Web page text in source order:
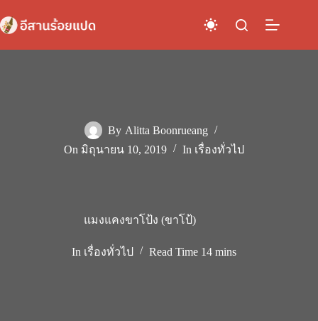
to
content
By Alitta Boonrueang
On มิถุนายน 10, 2019 In เรื่องทั่วไป
แมงแคงขาโป้ง (ขาโป้)
In เรื่องทั่วไป Read Time 14 mins